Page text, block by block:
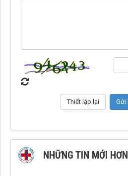
NHỮNG TIN MỚI HƠN